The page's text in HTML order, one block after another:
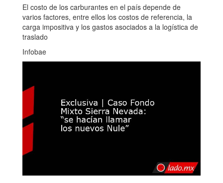
El costo de los carburantes en el país depende de
varios factores, entre ellos los costos de referencia, la
carga impositiva y los gastos asociados a la logística de
traslado
Infobae